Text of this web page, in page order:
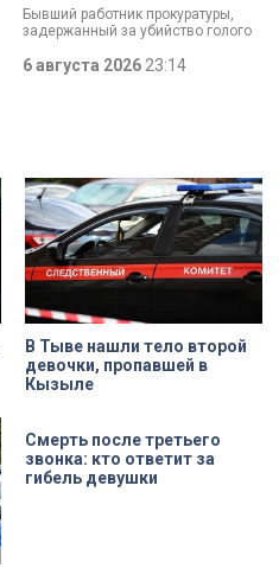
Бывший работник прокуратуры,
задержанный за убийство голого
которые толкнули его на страшное
преступление. Два года назад он
6 августа 2026 23:14
В Тыве нашли тело второй
девочки, пропавшей в
Кызыле
Смерть после третьего
звонка: кто ответит за
гибель девушки